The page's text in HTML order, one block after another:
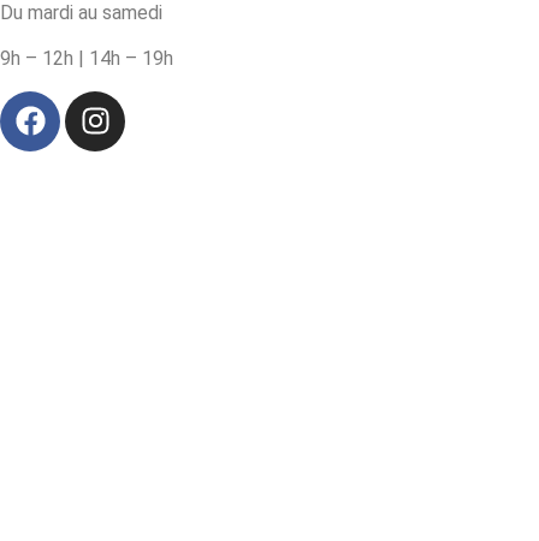
Du mardi au samedi
9h – 12h | 14h – 19h